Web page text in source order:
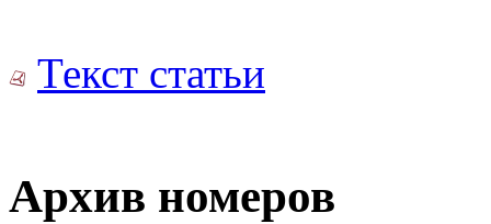
Текст статьи
Архив номеров